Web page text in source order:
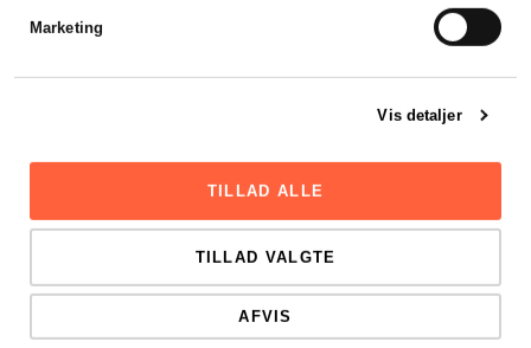
Marketing
Vis detaljer
TILLAD ALLE
TILLAD VALGTE
AFVIS